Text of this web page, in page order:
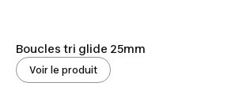
Boucles tri glide 25mm
Voir le produit